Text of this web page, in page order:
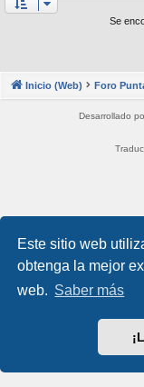
Este sitio web
obtenga la mejor
web. Saber más
Se
Inicio (Web) Foro
Desarrollado